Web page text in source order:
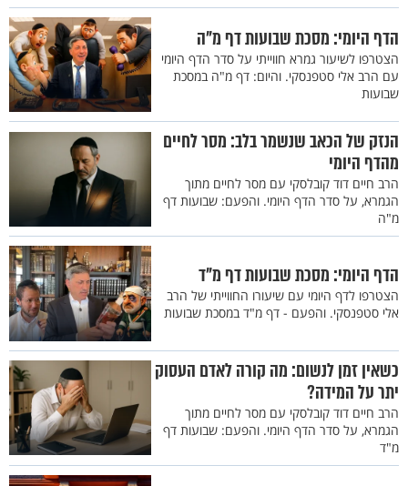
הדף היומי: מסכת שבועות דף מ"ה
הצטרפו לשיעור גמרא חווייתי על סדר הדף היומי
עם הרב אלי סטפנסקי. והיום: דף מ"ה במסכת
שבועות
הנזק של הכאב שנשמר בלב: מסר לחיים
מהדף היומי
הרב חיים דוד קובלסקי עם מסר לחיים מתוך
הגמרא, על סדר הדף היומי. והפעם: שבועות דף
מ"ה
הדף היומי: מסכת שבועות דף מ"ד
הצטרפו לדף היומי עם שיעורו החווייתי של הרב
אלי סטפנסקי. והפעם - דף מ"ד במסכת שבועות
כשאין זמן לנשום: מה קורה לאדם העסוק
יתר על המידה?
הרב חיים דוד קובלסקי עם מסר לחיים מתוך
הגמרא, על סדר הדף היומי. והפעם: שבועות דף
מ"ד